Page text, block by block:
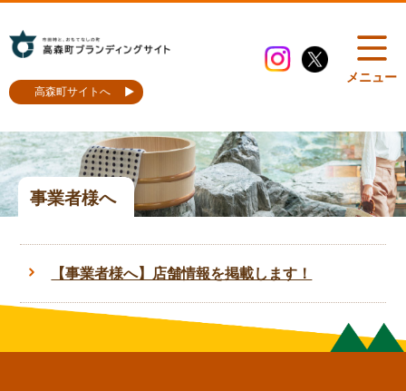
高森町サイトへ
メニュー
事業者様へ
【事業者様へ】店舗情報を掲載します！